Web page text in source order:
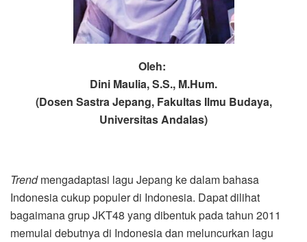
Oleh:
Dini Maulia, S.S., M.Hum.
(Dosen Sastra Jepang, Fakultas Ilmu Budaya,
Universitas Andalas)
Trendmengadaptasi lagu Jepang ke dalam bahasa
Indonesia cukup populer di Indonesia. Dapat dilihat
bagaimana grup JKT48 yang dibentuk pada tahun 2011
memulai debutnya di Indonesia dan meluncurkan lagu